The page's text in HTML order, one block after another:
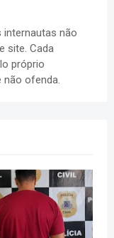
internautas não
site. Cada
próprio
não ofenda.